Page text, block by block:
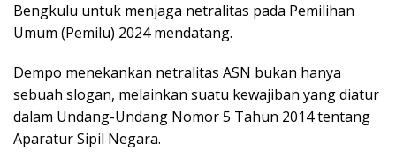
Bengkulu untuk menjaga netralitas pada Pemilihan
Umum (Pemilu) 2024 mendatang.
Dempo menekankan netralitas ASN bukan hanya
sebuah slogan, melainkan suatu kewajiban yang diatur
dalam Undang-Undang Nomor 5 Tahun 2014 tentang
Aparatur Sipil Negara.